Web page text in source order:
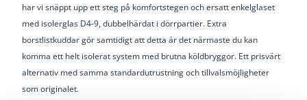
har vi snäppt upp ett steg på komfortstegen och ersatt enkelglaset
med isolerglas D4-9, dubbelhärdat i dörrpartier. Extra
borstlistkuddar gör samtidigt att detta är det närmaste du kan
komma ett helt isolerat system med brutna köldbryggor. Ett prisvärt
alternativ med samma standardutrustning och tillvalsmöjligheter
som originalet.